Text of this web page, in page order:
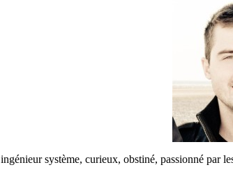
système, curieux, obstiné, passionné par